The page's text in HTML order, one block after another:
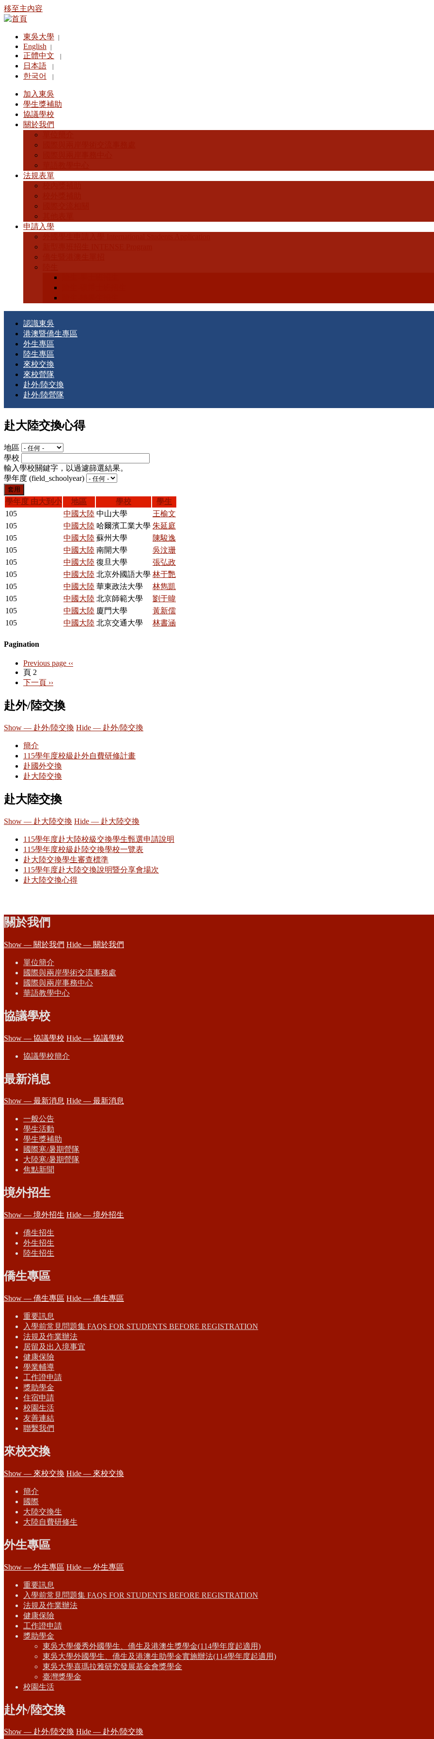
移至主內容
東吳大學
English
正體中文
日本語
한국어
加入東吳
學生獎補助
協議學校
關於我們
法規表單
申請入學
認識東吳
港澳暨僑生專區
外生專區
陸生專區
來校交換
來校營隊
赴外/陸交換
赴外/陸營隊
赴大陸交換心得
地區
學校
輸入學校關鍵字，以過濾篩選結果。
學年度 (field_schoolyear)
學年度 由大到小 地區 學校
學生
105
中國大陸 中山大學
王榆文
105
中國大陸 哈爾濱工業大學 朱延庭
105
中國大陸 蘇州大學
陳駿逸
105
中國大陸 南開大學
吳汶珊
105
中國大陸 復旦大學
張弘政
105
中國大陸 北京外國語大學 林于艷
105
中國大陸 華東政法大學
林雋凱
105
中國大陸 北京師範大學
劉于暐
105
中國大陸 廈門大學
黃新儒
105
中國大陸 北京交通大學 林書涵
Pagination
Previous page ‹‹
頁 2
下一頁 ››
赴外/陸交換
Show — 赴外/陸交換 Hide — 赴外/陸交換
簡介
115學年度校級赴外自費研修計畫
赴國外交換
赴大陸交換
赴大陸交換
Show — 赴大陸交換 Hide — 赴大陸交換
115學年度赴大陸校級交換學生甄選申請說明
115學年度校級赴陸交換學校一覽表
赴大陸交換學生審查標準
115學年度赴大陸交換說明暨分享會場次
赴大陸交換心得
關於我們
Show — 關於我們 Hide — 關於我們
單位簡介
國際與兩岸學術交流事務處
國際與兩岸事務中心
華語教學中心
協議學校
Show — 協議學校 Hide — 協議學校
協議學校簡介
最新消息
Show — 最新消息 Hide — 最新消息
一般公告
學生活動
學生獎補助
國際寒/暑期營隊
大陸寒/暑期營隊
焦點新聞
境外招生
Show — 境外招生 Hide — 境外招生
僑生招生
外生招生
陸生招生
僑生專區
Show — 僑生專區 Hide — 僑生專區
重要訊息
入學前常見問題集 FAQS FOR STUDENTS BEFORE REGISTRATION
法規及作業辦法
居留及出入境事宜
健康保險
學業輔導
工作證申請
獎助學金
住宿申請
校園生活
友善連結
聯繫我們
來校交換
Show — 來校交換 Hide — 來校交換
簡介
國際
大陸交換生
大陸自費研修生
外生專區
Show — 外生專區 Hide — 外生專區
重要訊息
入學前常見問題集 FAQS FOR STUDENTS BEFORE REGISTRATION
法規及作業辦法
健康保險
工作證申請
獎助學金
東吳大學優秀外國學生、僑生及港澳生獎學金(114學年度起適用)
東吳大學外國學生、僑生及港澳生助學金實施辦法(114學年度起適用)
東吳大學喜瑪拉雅研究發展基金會獎學金
臺灣獎學金
校園生活
赴外/陸交換
Show — 赴外/陸交換 Hide — 赴外/陸交換